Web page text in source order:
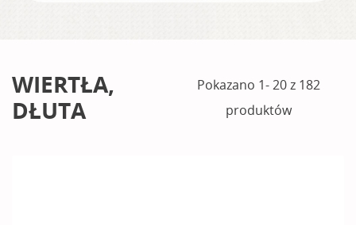
WIERTŁA,
DŁUTA
Pokazano 1- 20 z 182
produktów